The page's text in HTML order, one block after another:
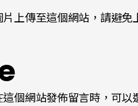
上傳至這個網站，請避免
個網站發佈留言時，可